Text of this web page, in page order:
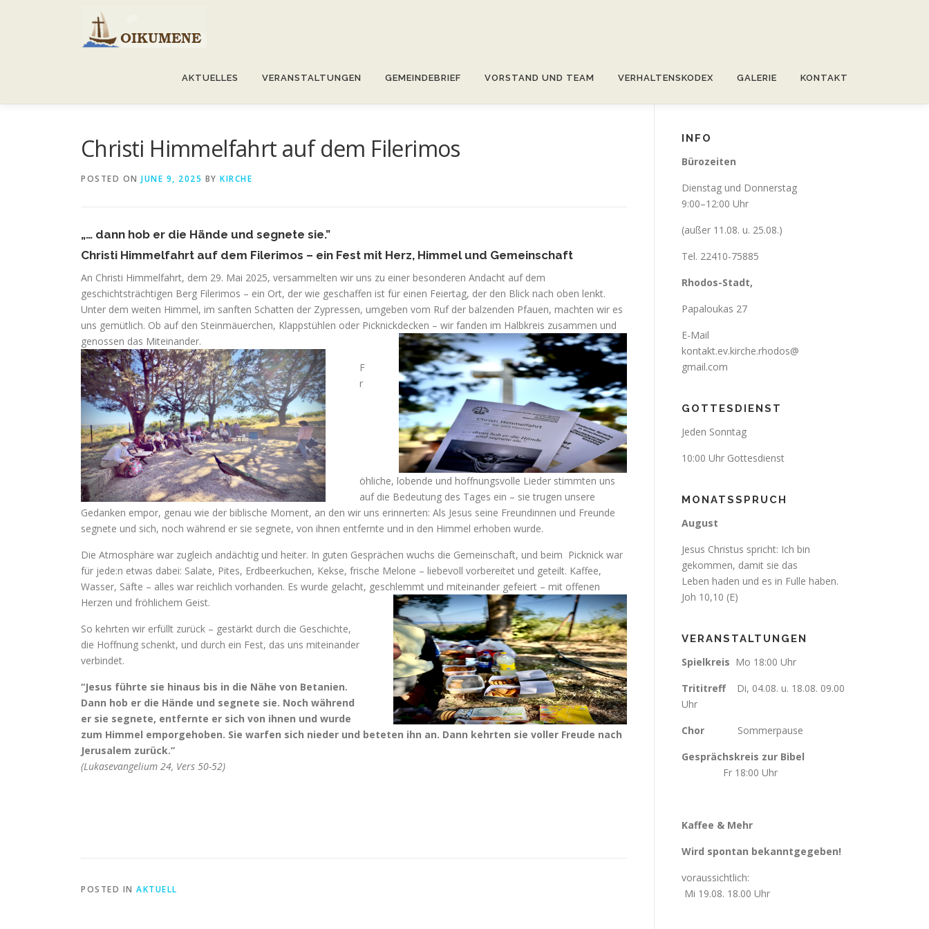
AKTUELLES VERANSTALTUNGEN GEMEINDEBRIEF VORSTAND UND TEAM VERHALTENSKODEX GALERIE KONTAKT
Christi Himmelfahrt auf dem Filerimos
POSTED ON JUNE 9, 2025 BY KIRCHE
„… dann hob er die Hände und segnete sie.”
Christi Himmelfahrt auf dem Filerimos – ein Fest mit Herz, Himmel und Gemeinschaft
An Christi Himmelfahrt, dem 29. Mai 2025, versammelten wir uns zu einer besonderen Andacht auf dem
geschichtsträchtigen Berg Filerimos – ein Ort, der wie geschaffen ist für einen Feiertag, der den Blick nach oben lenkt.
Unter dem weiten Himmel, im sanften Schatten der Zypressen, umgeben vom Ruf der balzenden Pfauen, machten wir es
uns gemütlich. Ob auf den Steinmäuerchen, Klappstühlen oder Picknickdecken – wir fanden im Halbkreis zusammen und
genossen das Miteinander.
F
r
öhliche, lobende und hoffnungsvolle Lieder stimmten uns
auf die Bedeutung des Tages ein – sie trugen unsere
Gedanken empor, genau wie der biblische Moment, an den wir uns erinnerten: Als Jesus seine Freundinnen und Freunde
segnete und sich, noch während er sie segnete, von ihnen entfernte und in den Himmel erhoben wurde.
Die Atmosphäre war zugleich andächtig und heiter. In guten Gesprächen wuchs die Gemeinschaft, und beim Picknick war
für jede:n etwas dabei: Salate, Pites, Erdbeerkuchen, Kekse, frische Melone – liebevoll vorbereitet und geteilt. Kaffee,
Wasser, Säfte – alles war reichlich vorhanden. Es wurde gelacht, geschlemmt und miteinander gefeiert – mit offenen
Herzen und fröhlichem Geist.
So kehrten wir erfüllt zurück – gestärkt durch die Geschichte,
die Hoffnung schenkt, und durch ein Fest, das uns miteinander
verbindet.
“Jesus führte sie hinaus bis in die Nähe von Betanien.
Dann hob er die Hände und segnete sie. Noch während
er sie segnete, entfernte er sich von ihnen und wurde
zum Himmel emporgehoben. Sie warfen sich nieder und beteten ihn an. Dann kehrten sie voller Freude nach
Jerusalem zurück.”
(Lukasevangelium 24, Vers 50-52)
POSTED IN AKTUELL
INFO
Bürozeiten
Dienstag und Donnerstag
9:00–12:00 Uhr
(außer 11.08. u. 25.08.)
Tel. 22410-75885
Rhodos-Stadt,
Papaloukas 27
E-Mail
kontakt.ev.kirche.rhodos@
gmail.com
GOTTESDIENST
Jeden Sonntag
10:00 Uhr Gottesdienst
MONATSSPRUCH
August
Jesus Christus spricht: Ich bin
gekommen, damit sie das
Leben haden und es in Fulle haben.
Joh 10,10 (E)
VERANSTALTUNGEN
Spielkreis Mo 18:00 Uhr
TrititreffDi, 04.08. u. 18.08. 09.00
Uhr
Chor Sommerpause
Gesprächskreis zur Bibel
Fr 18:00 Uhr
Kaffee & Mehr
Wird spontan bekanntgegeben!
voraussichtlich:
Mi 19.08. 18.00 Uhr